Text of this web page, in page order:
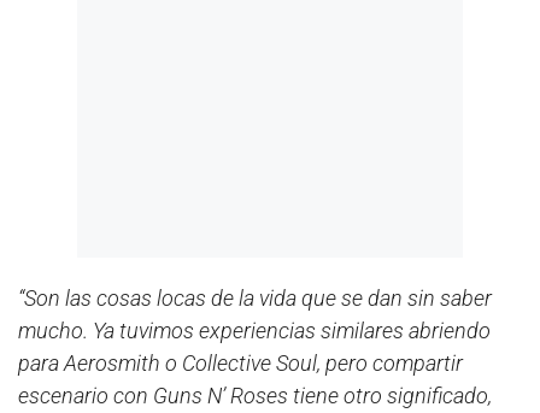
“Son las cosas locas de la vida que se dan sin saber
mucho. Ya tuvimos experiencias similares abriendo
para Aerosmith o Collective Soul, pero compartir
escenario con Guns N’ Roses tiene otro significado,